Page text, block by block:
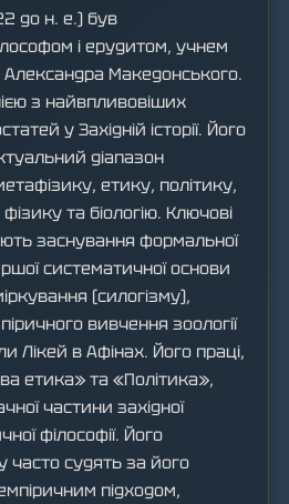
до н. е.) був
і ерудитом, учнем
Александра Македонського.
з найвпливовіших
у Західній історії. Його
діапазон
етику, політику,
та біологію. Ключові
заснування формальної
систематичної основи
(силогізму),
вивчення зоології
Лікей в Афінах. Його праці,
етика» та «Політика»,
частини західної
філософії. Його
часто судять за його
підходом,